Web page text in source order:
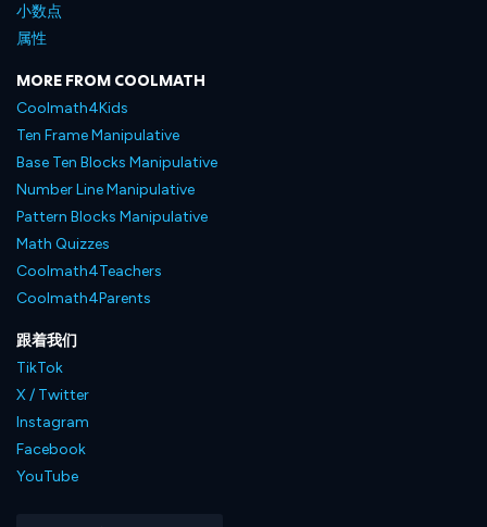
小数点
属性
MORE FROM COOLMATH
Coolmath4Kids
Ten Frame Manipulative
Base Ten Blocks Manipulative
Number Line Manipulative
Pattern Blocks Manipulative
Math Quizzes
Coolmath4Teachers
Coolmath4Parents
跟着我们
TikTok
X / Twitter
Instagram
Facebook
YouTube